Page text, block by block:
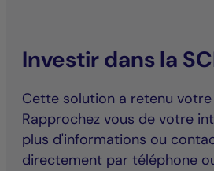
Investir dans la
Cette solution a retenu
Rapprochez vous de votre
plus d'informations ou
directement par téléphone